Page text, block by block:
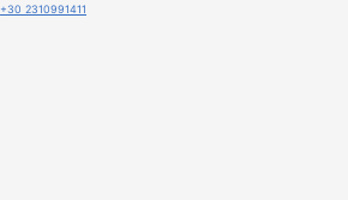
+30 2310991411